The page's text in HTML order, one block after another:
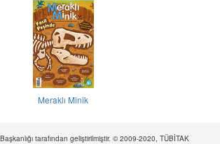
Meraklı Minik
tarafından geliştirilmiştir. © 2009-2020, TÜBİTAK